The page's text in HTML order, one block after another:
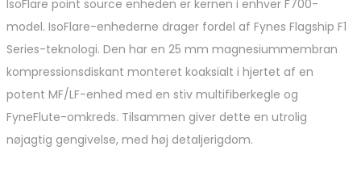
IsoFlare point source enheden er kernen i enhver F700-
model. IsoFlare-enhederne drager fordel af Fynes Flagship F1
Series-teknologi. Den har en 25 mm magnesiummembran
kompressionsdiskant monteret koaksialt i hjertet af en
potent MF/LF-enhed med en stiv multifiberkegle og
FyneFlute-omkreds. Tilsammen giver dette en utrolig
nøjagtig gengivelse, med høj detaljerigdom.